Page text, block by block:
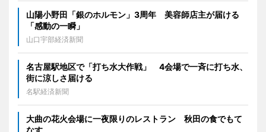
山陽小野田「銀のホルモン」3周年 美容師店主が届ける
「感動の一瞬」
山口宇部経済新聞
名古屋駅地区で「打ち水大作戦」 4会場で一斉に打ち水、
街に涼しさ届ける
名駅経済新聞
大曲の花火会場に一夜限りのレストラン 秋田の食でもて
なす